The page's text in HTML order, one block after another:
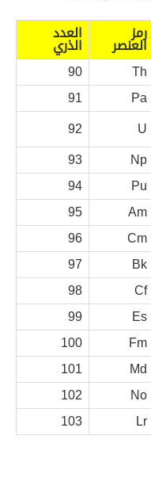
رمز
العنصر
العدد
الذري
Th
90
Pa
91
U
92
Np
93
Pu
94
Am
95
Cm
96
Bk
97
Cf
98
Es
99
Fm
100
Md
101
No
102
Lr
103